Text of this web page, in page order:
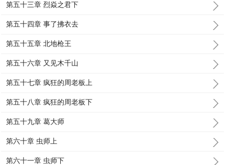
第五十三章 烈焱之君下
第五十四章 事了拂衣去
第五十五章 北地枪王
第五十六章 又见木千山
第五十七章 疯狂的周老板上
第五十八章 疯狂的周老板下
第五十九章 葛大师
第六十章 虫师上
第六十一章 虫师下